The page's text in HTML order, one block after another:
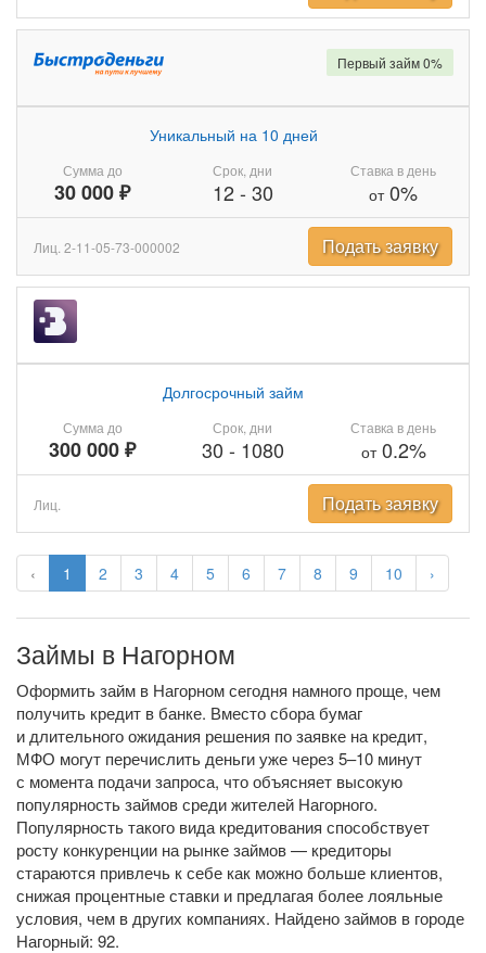
‹ 1 2 3 4 5 6 7 8 9 10 ›
Сумма до
30 000 ₽
Уникальный на 10 дней
Срок, дни
12- 30
Ставка в день
от0%
Первый займ 0%
Лиц. 2-11-05-73-000002 Подать заявку
Сумма до
300 000 ₽
Долгосрочный займ
Срок, дни
30 - 1080
Ставка в день
от0.2%
Лиц. Подать заявку
Займы в Нагорном
Оформить займ в Нагорном сегодня намного проще, чем
получить кредит в банке. Вместо сбора бумаг
и длительного ожидания решения по заявке на кредит,
МФО могут перечислить деньги уже через 5–10 минут
с момента подачи запроса, что объясняет высокую
популярность займов среди жителей Нагорного.
Популярность такого вида кредитования способствует
росту конкуренции на рынке займов — кредиторы
стараются привлечь к себе как можно больше клиентов,
снижая процентные ставки и предлагая более лояльные
условия, чем в других компаниях. Найдено займов в городе
Нагорный: 92.